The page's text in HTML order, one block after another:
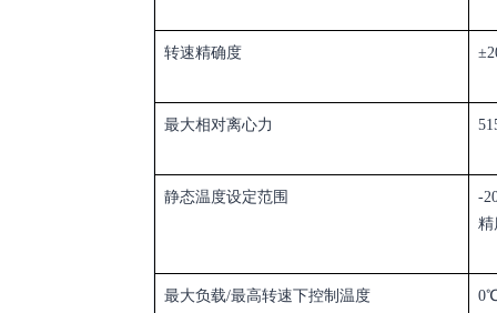
转速精确度
最大相对离心力
静态温度设定范围
-
精
最大负载/最高转速下控制温度